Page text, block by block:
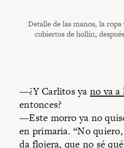
Detalle de las manos, la
cubiertos de hollín,
—¿Y Carlitos ya no va a
entonces?
—Este morro ya no
en primaria. “No
da flojera, que no sé